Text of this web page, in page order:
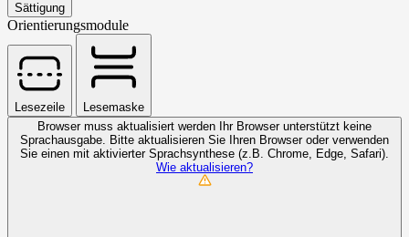
Sättigung
Orientierungsmodule
Lesezeile
Lesemaske
Browser muss aktualisiert werden
Ihr Browser unterstützt keine
Sprachausgabe. Bitte aktualisieren Sie Ihren Browser oder verwenden
Sie einen mit aktivierter Sprachsynthese (z.B. Chrome, Edge, Safari).
Wie aktualisieren?